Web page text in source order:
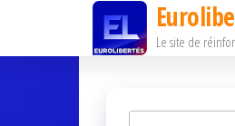
ce
Le site de